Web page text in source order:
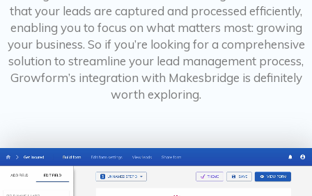
that your leads are captured and processed efficiently,
enabling you to focus on what matters most: growing
your business. So if you’re looking for a comprehensive
solution to streamline your lead management process,
Growform’s integration with Makesbridge is definitely
worth exploring.